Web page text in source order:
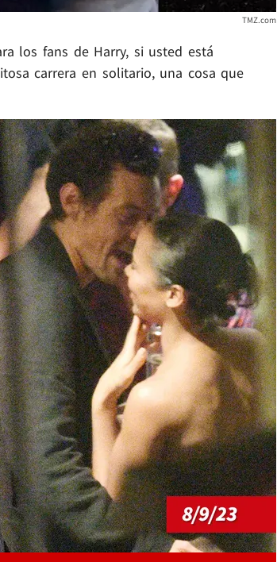
TMZ.com
los fans de Harry, si usted está
carrera en solitario, una cosa que